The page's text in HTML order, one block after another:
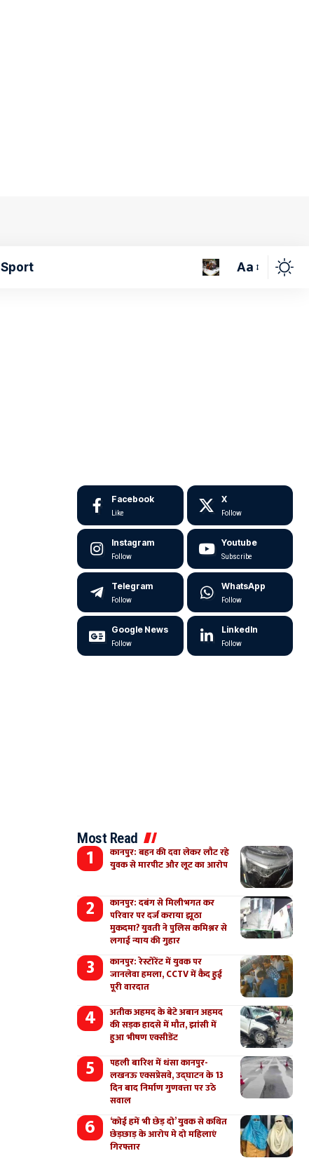
Sport Aa
Facebook
Like
X
Follow
Instagram
Follow
Youtube
Subscribe
Telegram
Follow
WhatsApp
Follow
Google News
Follow
LinkedIn
Follow
Most Read
कानपुर: बहन की दवा लेकर लौट रहे
युवक से मारपीट और लूट का आरोप
कानपुर: दबंग से मिलीभगत कर
परिवार पर दर्ज कराया झूठा
मुकदमा? युवती ने पुलिस कमिश्नर से
लगाई न्याय की गुहार
कानपुर: रेस्टोरेंट में युवक पर
जानलेवा हमला, CCTV में कैद हुई
पूरी वारदात
अतीक अहमद के बेटे अबान अहमद
की सड़क हादसे में मौत, झांसी में
हुआ भीषण एक्सीडेंट
पहली बारिश में धंसा कानपुर-
लखनऊ एक्सप्रेसवे, उद्घाटन के 13
दिन बाद निर्माण गुणवत्ता पर उठे
सवाल
‘कोई हमें भी छेड़ दो’ युवक से कथित
छेड़छाड़ के आरोप मे दो महिलाएं
गिरफ्तार